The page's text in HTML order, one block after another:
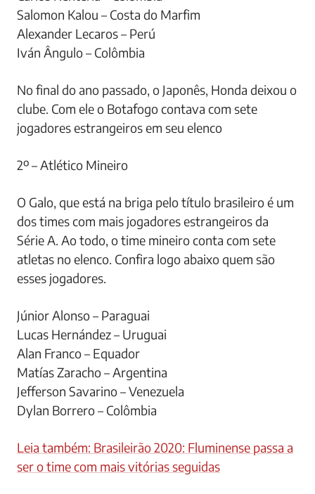
Salomon Kalou – Costa do Marfim
Alexander Lecaros – Perú
Iván Ângulo – Colômbia
No final do ano passado, o Japonês, Honda deixou o
clube. Com ele o Botafogo contava com sete
jogadores estrangeiros em seu elenco
2º – Atlético Mineiro
O Galo, que está na briga pelo título brasileiro é um
dos times com mais jogadores estrangeiros da
Série A. Ao todo, o time mineiro conta com sete
atletas no elenco. Confira logo abaixo quem são
esses jogadores.
Júnior Alonso – Paraguai
Lucas Hernández – Uruguai
Alan Franco – Equador
Matías Zaracho – Argentina
Jefferson Savarino – Venezuela
Dylan Borrero – Colômbia
Leia também: Brasileirão 2020: Fluminense passa a
ser o time com mais vitórias seguidas